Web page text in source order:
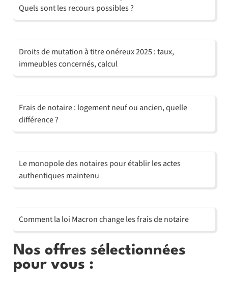
Quels sont les recours possibles ?
Droits de mutation à titre onéreux 2025 : taux,
immeubles concernés, calcul
Frais de notaire : logement neuf ou ancien, quelle
différence ?
Le monopole des notaires pour établir les actes
authentiques maintenu
Comment la loi Macron change les frais de notaire
Nos offres sélectionnées
pour vous :